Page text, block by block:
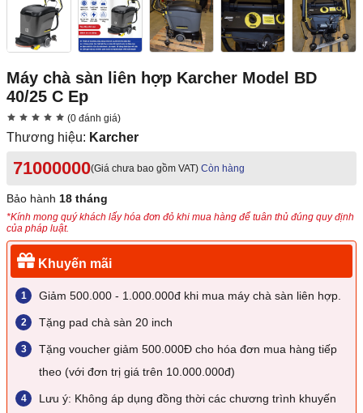
Máy chà sàn liên hợp Karcher Model BD
40/25 C Ep
(0 đánh giá)
Thương hiệu: Karcher
71000000(Giá chưa bao gồm VAT) Còn hàng
Bảo hành 18 tháng
*Kính mong quý khách lấy hóa đơn đỏ khi mua hàng để tuân thủ đúng quy định
của pháp luật.
Khuyến mãi
Giảm 500.000 - 1.000.000đ khi mua máy chà sàn liên hợp.
Tặng pad chà sàn 20 inch
Tặng voucher giảm 500.000Đ cho hóa đơn mua hàng tiếp
theo (với đơn trị giá trên 10.000.000đ)
Lưu ý: Không áp dụng đồng thời các chương trình khuyến